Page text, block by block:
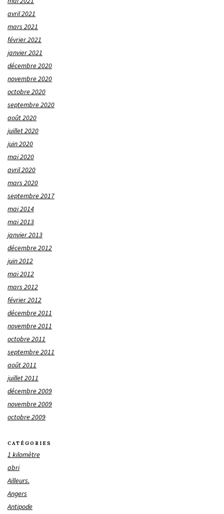
avril 2021
mars 2021
février 2021
janvier 2021
décembre 2020
novembre 2020
octobre 2020
septembre 2020
août 2020
juillet 2020
juin 2020
mai 2020
avril 2020
mars 2020
septembre 2017
mai 2014
mai 2013
janvier 2013
décembre 2012
juin 2012
mai 2012
mars 2012
février 2012
décembre 2011
novembre 2011
octobre 2011
septembre 2011
août 2011
juillet 2011
décembre 2009
novembre 2009
octobre 2009
CATÉGORIES
1 kilomètre
abri
Ailleurs.
Angers
Antipode